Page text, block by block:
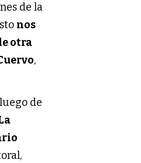
de la
nos
otra
,
de